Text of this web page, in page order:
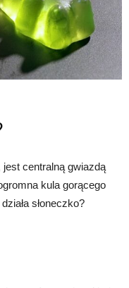
jest centralną gwiazdą
kula gorącego
słoneczko?